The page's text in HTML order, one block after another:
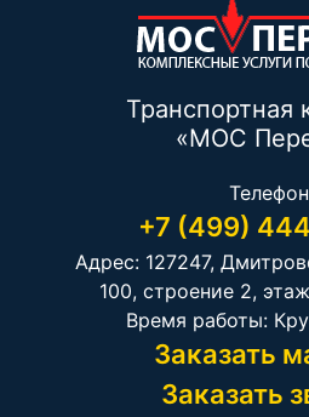
Транспортная
«МОС
+7 (499)
Адрес: 127247,
100, строение 2,
Время работы:
Заказать
Заказать